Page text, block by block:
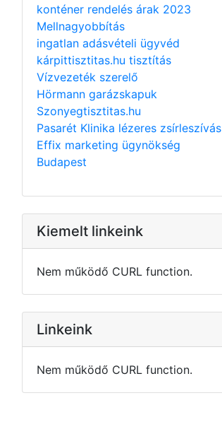
konténer rendelés árak 2023
Mellnagyobbítás
ingatlan adásvételi ügyvéd
kárpittisztitas.hu tisztítás
Vízvezeték szerelő
Hörmann garázskapuk
Szonyegtisztitas.hu
Pasarét Klinika lézeres zsírleszívás
Effix marketing ügynökség
Budapest
Kiemelt linkeink
Nem működő CURL function.
Linkeink
Nem működő CURL function.